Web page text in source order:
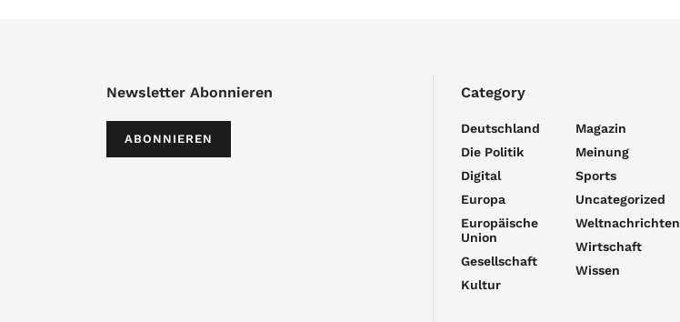
Newsletter Abonnieren
ABONNIEREN
Category
Deutschland
Die Politik
Digital
Europa
Europäische
Union
Gesellschaft
Kultur
Magazin
Meinung
Sports
Uncategorized
Weltnachrichten
Wirtschaft
Wissen